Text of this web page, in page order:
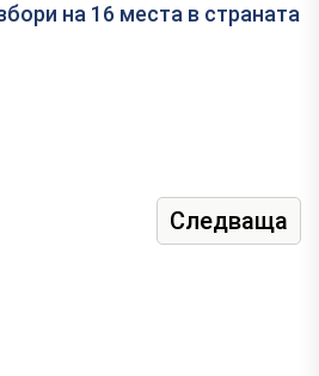
на 16 места в страната
Следваща